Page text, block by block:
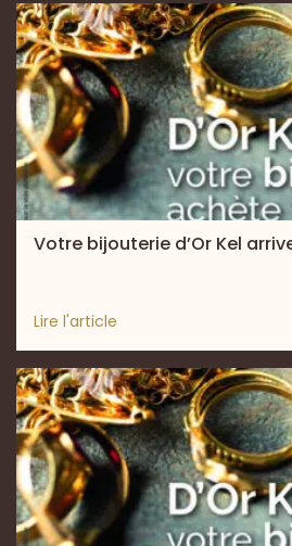
Votre bijouterie d’Or Kel
Lire l'article